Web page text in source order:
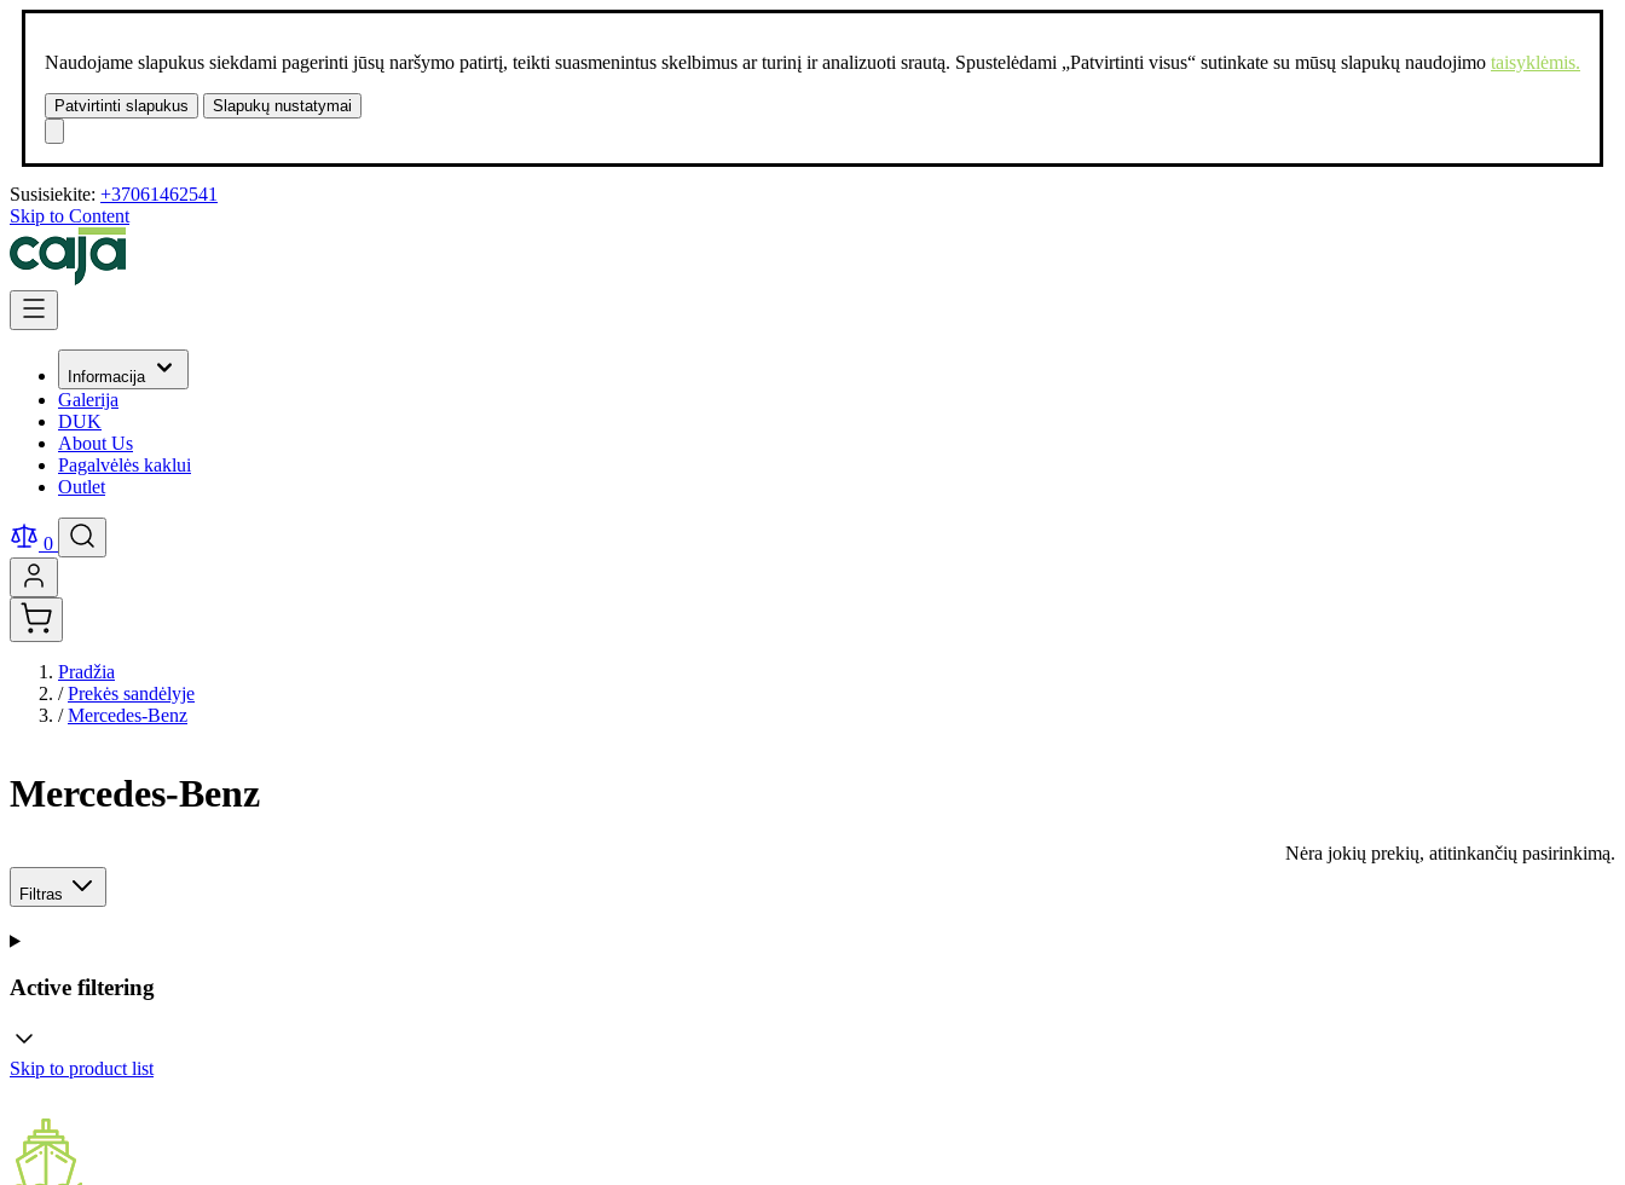
Naudojame slapukus siekdami pagerinti jūsų naršymo patirtį, teikti suasmenintus skelbimus ar turinį ir analizuoti srautą. Spustelėdami „Patvirtinti visus“ sutinkate su mūsų slapukų naudojimo taisyklėmis.
Patvirtinti slapukus Slapukų nustatymai
Susisiekite: +37061462541
Skip to Content
Informacija
Galerija
DUK
About Us
Pagalvėlės kaklui
Outlet
0
Pradžia
/ Prekės sandėlyje
/ Mercedes-Benz
Mercedes-Benz
Filtras
Active filtering
Skip to product list
Nėra jokių prekių, atitinkančių pasirinkimą.